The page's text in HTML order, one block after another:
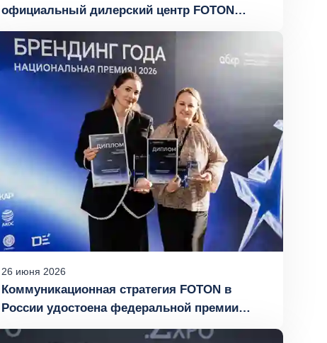
официальный дилерский центр FOTON
«Атлант-Моторс»
26 июня 2026
Коммуникационная стратегия FOTON в
России удостоена федеральной премии
«Брендинг года 2026»